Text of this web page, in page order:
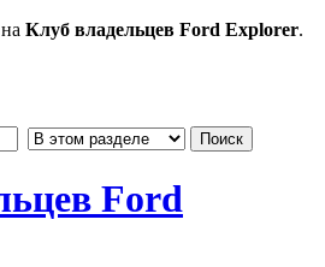
Клуб владельцев Ford Explorer.
Ford